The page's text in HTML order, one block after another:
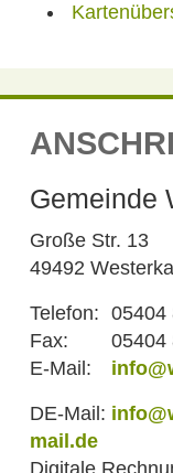
Gemeinde
Große Str. 13
49492
Telefon: 05404
Fax:
05404
E-Mail:
DE-Mail:
mail.de
Digitale